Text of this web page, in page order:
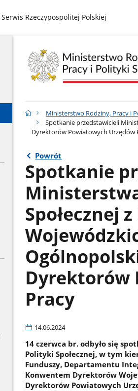
gov.pl
Serwis Rzeczypospolitej Polskiej
Ministerstwo Rodziny, Pracy i
Spotkanie przedstawicieli
Dyrektorów Powiatowych Urzędów
Powrót
Spotkanie
Społecznej
Dyrektorów
Pracy
14.06.2024
14 czerwca br. odbyło się
Polityki Społecznej, w tym
Funduszy, Departamentu
Konwentem Dyrektorów
Dyrektorów Powiatowych